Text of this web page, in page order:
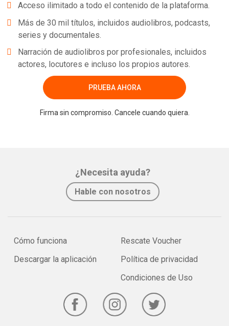
Acceso ilimitado a todo el contenido de la plataforma.
Más de 30 mil títulos, incluidos audiolibros, podcasts,
series y documentales.
Narración de audiolibros por profesionales, incluidos
actores, locutores e incluso los propios autores.
PRUEBA AHORA
Firma sin compromiso. Cancele cuando quiera.
¿Necesita ayuda?
Hable con nosotros
Cómo funciona
Descargar la aplicación
Rescate Voucher
Política de privacidad
Condiciones de Uso